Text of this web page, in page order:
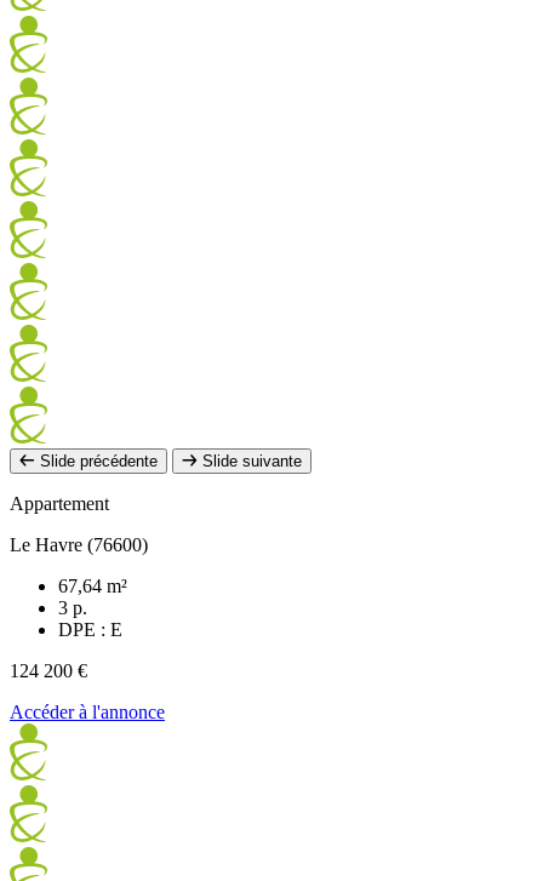
Slide précédente Slide suivante
Appartement
Le Havre (76600)
67,64 m²
3 p.
DPE : E
124 200 €
Accéder à l'annonce